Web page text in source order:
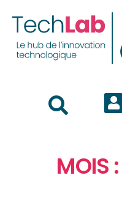
MOIS :